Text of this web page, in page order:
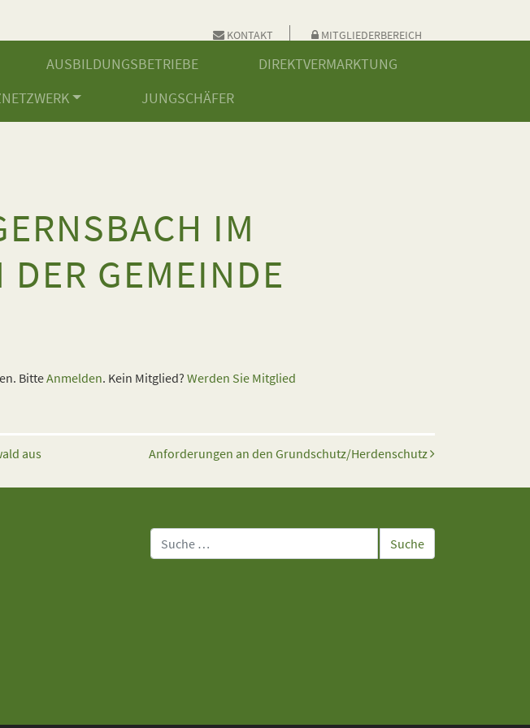
KONTAKT MITGLIEDERBEREICH
AUSBILDUNGSBETRIEBE
DIREKTVERMARKTUNG
JUNGSCHÄFER
IM
GEMEINDE
BitteAnmelden. Kein Mitglied? Werden Sie Mitglied
aus Anforderungen an den Grundschutz/Herdenschutz
Suche